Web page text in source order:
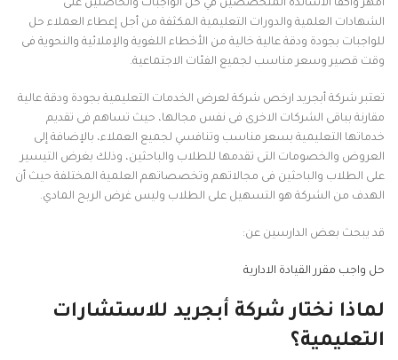
أمهر وأكفأ الاساتذة المتخصصين في حل الواجبات والحاصلين على
الشهادات العلمية والدورات التعليمية المكثفة من أجل إعطاء العملاء حل
للواجبات بجودة ودقة عالية خالية من الأخطاء اللغوية والإملائية والنحوية فى
وقت قصير وسعر مناسب لجميع الفئات الاجتماعية.
تعتبر شركة أبجريد ارخص شركة لعرض الخدمات التعليمية بجودة ودقة عالية
مقارنة بباقى الشركات الاخرى فى نفس مجالها، حيث تساهم فى تقديم
خدماتها التعليمية بسعر مناسب وتنافسي لجميع العملاء، بالإضافة إلى
العروض والخصومات التى تقدمها للطلاب والباحثين، وذلك بغرض التيسير
على الطلاب والباحثين فى مجالاتهم وتخصصاتهم العلمية المختلفة حيث أن
الهدف من الشركة هو التسهيل على الطلاب وليس غرض الربح المادي.
قد يبحث بعض الدارسين عن:
حل واجب مقرر القيادة الادارية
لماذا نختار شركة أبجريد للاستشارات
التعليمية؟